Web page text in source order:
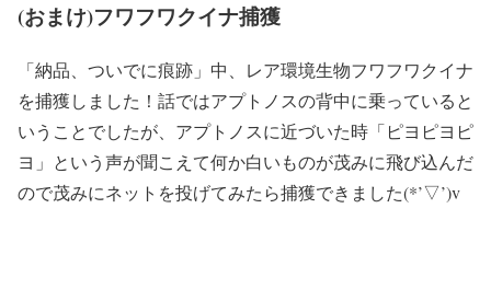
(おまけ)フワフワクイナ捕獲
「納品、ついでに痕跡」中、レア環境生物フワフワクイナ
を捕獲しました！話ではアプトノスの背中に乗っていると
いうことでしたが、アプトノスに近づいた時「ピヨピヨピ
ヨ」という声が聞こえて何か白いものが茂みに飛び込んだ
ので茂みにネットを投げてみたら捕獲できました(*’▽’)v